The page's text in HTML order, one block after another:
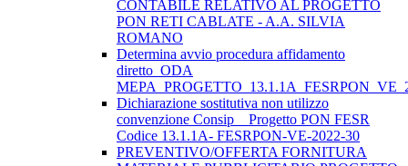
CONTABILE RELATIVO AL PROGETTO
PON RETI CABLATE - A.A. SILVIA
ROMANO
Determina avvio procedura affidamento
diretto_ODA
Dichiarazione sostitutiva non utilizzo
convenzione Consip _ Progetto PON FESR
Codice 13.1.1A- FESRPON-VE-2022-30
PREVENTIVO/OFFERTA FORNITURA